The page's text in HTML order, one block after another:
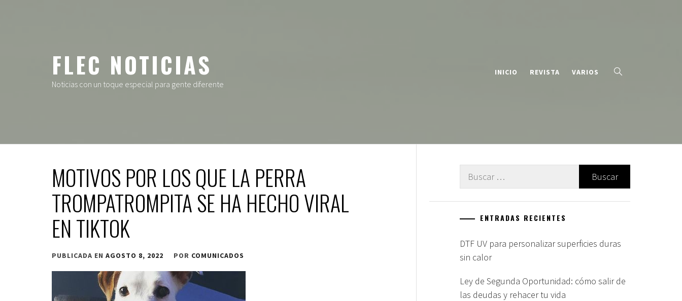
FLEC NOTICIAS
Noticias con un toque especial para gente diferente
INICIO REVISTA VARIOS
MOTIVOS POR LOS QUE LA PERRA
TROMPATROMPITA SE HA HECHO VIRAL
EN TIKTOK
PUBLICADA EN AGOSTO 8, 2022 POR COMUNICADOS
Buscar:
ENTRADAS RECIENTES
DTF UV para personalizar superficies duras
sin calor
Ley de Segunda Oportunidad: cómo salir de
las deudas y rehacer tu vida